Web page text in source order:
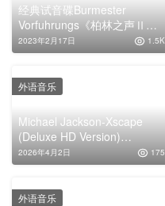
经典试音碟Burmester
Vorfuhrungs《柏林之声Ⅱ》
无损HIFI专辑下载
2023年2月17日 1.5K
Michael Jackson-Xscape
(Deluxe HD Version)
FLAC|96kHz/24bit
2026年4月2日 175
外语音乐
外语音乐